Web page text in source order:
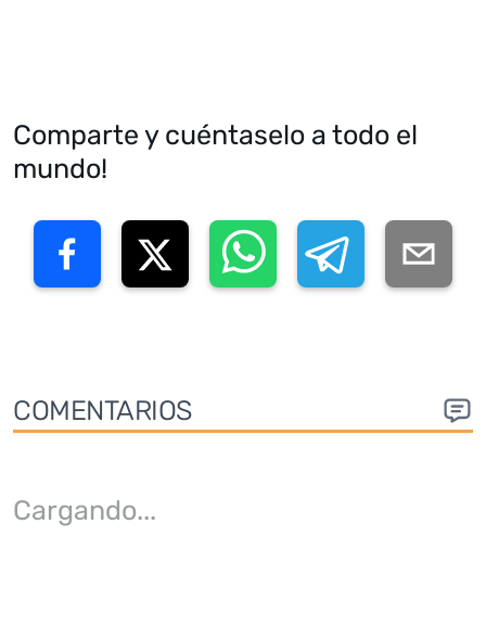
Comparte y cuéntaselo a todo el
mundo!
COMENTARIOS
Cargando...